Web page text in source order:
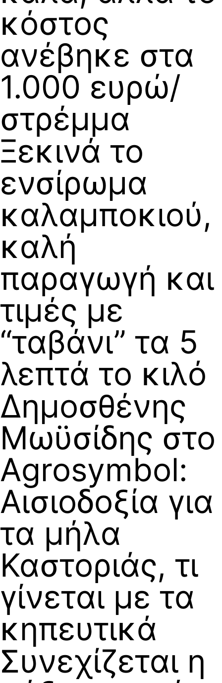
κόστος
ανέβηκε στα
1.000 ευρώ/
στρέμμα
Ξεκινά το
ενσίρωμα
καλαμποκιού,
καλή
παραγωγή και
τιμές με
“ταβάνι” τα 5
λεπτά το κιλό
Δημοσθένης
Μωϋσίδης στο
Agrosymbol:
Αισιοδοξία για
τα μήλα
Καστοριάς, τι
γίνεται με τα
κηπευτικά
Συνεχίζεται η